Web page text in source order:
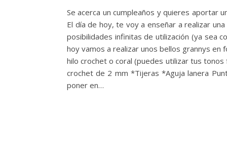
Se acerca un cumpleaños y quieres aportar
El día de hoy, te voy a enseñar a realizar
posibilidades infinitas de utilización (ya sea
hoy vamos a realizar unos bellos grannys en
hilo crochet o coral (puedes utilizar tus
crochet de 2 mm *Tijeras *Aguja lanera
poner en…